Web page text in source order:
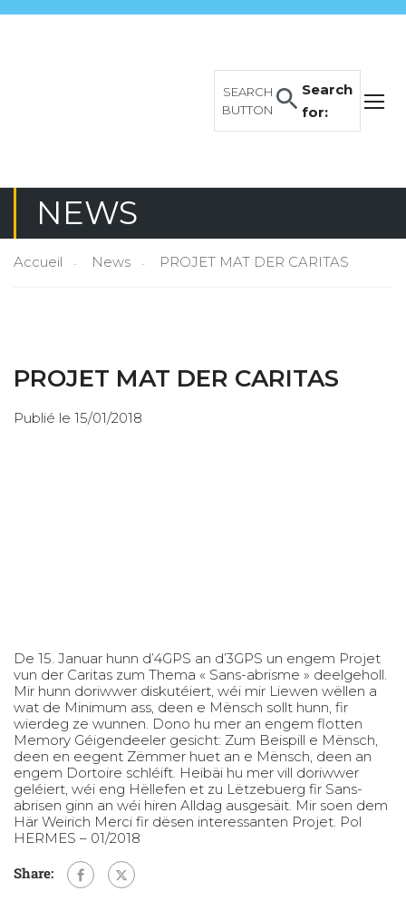
Search
for:
SEARCH
BUTTON
NEWS
Accueil News PROJET MAT DER CARITAS
PROJET MAT DER CARITAS
Publié le 15/01/2018
De 15. Januar hunn d’4GPS an d’3GPS un engem Projet
vun der Caritas zum Thema « Sans-abrisme » deelgeholl.
Mir hunn doriwwer diskutéiert, wéi mir Liewen wëllen a
wat de Minimum ass, deen e Mënsch sollt hunn, fir
wierdeg ze wunnen. Dono hu mer an engem flotten
Memory Géigendeeler gesicht: Zum Beispill e Mënsch,
deen en eegent Zëmmer huet an e Mënsch, deen an
engem Dortoire schléift. Heibäi hu mer vill doriwwer
geléiert, wéi eng Hëllefen et zu Lëtzebuerg fir Sans-
abrisen ginn an wéi hiren Alldag ausgesäit. Mir soen dem
Här Weirich Merci fir dësen interessanten Projet. Pol
HERMES – 01/2018
Share: